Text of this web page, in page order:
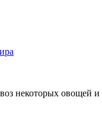
некоторых овощей и